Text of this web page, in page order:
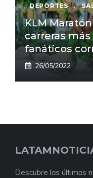
DEPORTES ,
KLM
carreras
fanáticos
26/05/2022
Descubre las últimas